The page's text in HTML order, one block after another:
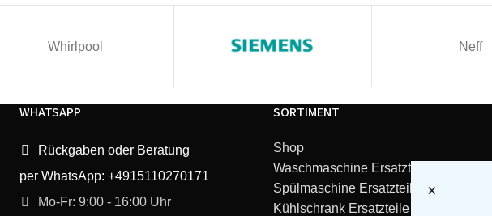
Whirlpool Neff
WHATSAPP
Rückgaben oder Beratung
per WhatsApp: +4915110270171
Mo-Fr: 9:00 - 16:00 Uhr
SORTIMENT
Shop
Waschmaschine Ersatzteile
Spülmaschine Ersatzteile
Kühlschrank Ersatzteile
×